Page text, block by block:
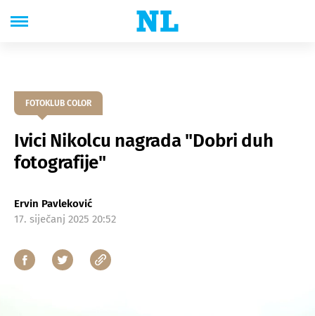
FOTOKLUB COLOR
Ivici Nikolcu nagrada "Dobri duh
fotografije"
Ervin Pavleković
17. siječanj 2025 20:52